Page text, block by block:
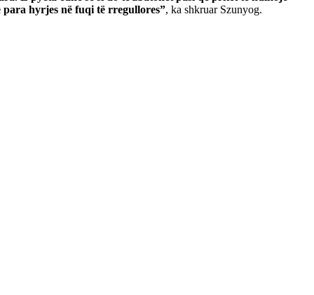
para hyrjes në fuqi të rregullores”, ka shkruar Szunyog.